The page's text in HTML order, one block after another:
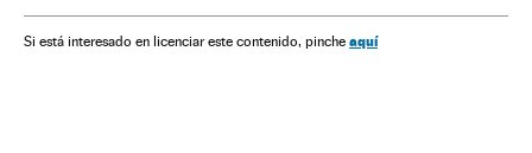
Si está interesado en licenciar este contenido, pinche aquí